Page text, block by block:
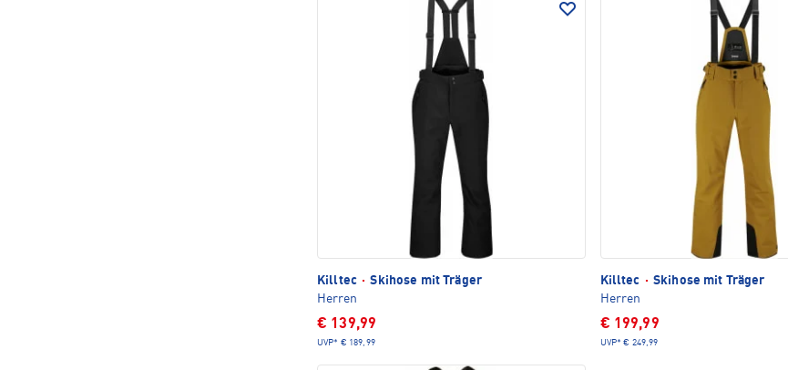
Killtec · Skihose mit Träger
Herren
€ 139,99
UVP* € 189,99
Killtec · Skihose mit Träger
Herren
€ 199,99
UVP* € 249,99